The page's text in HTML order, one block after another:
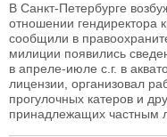
В Санкт-Петербурге
отношении гендиректора
сообщили в
милиции появились
в апреле-июле с.г. в
лицензии, организовал
прогулочных катеров и
принадлежащих частным